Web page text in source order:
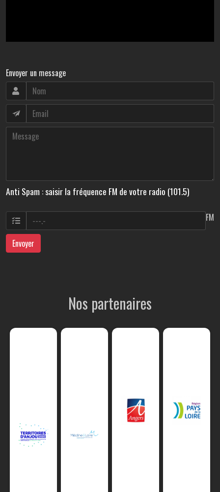
Envoyer un message
Anti Spam : saisir la fréquence FM de votre radio (101.5)
FM
Envoyer
Nos partenaires